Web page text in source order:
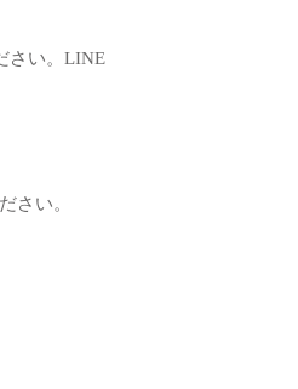
さい。LINE
さい。